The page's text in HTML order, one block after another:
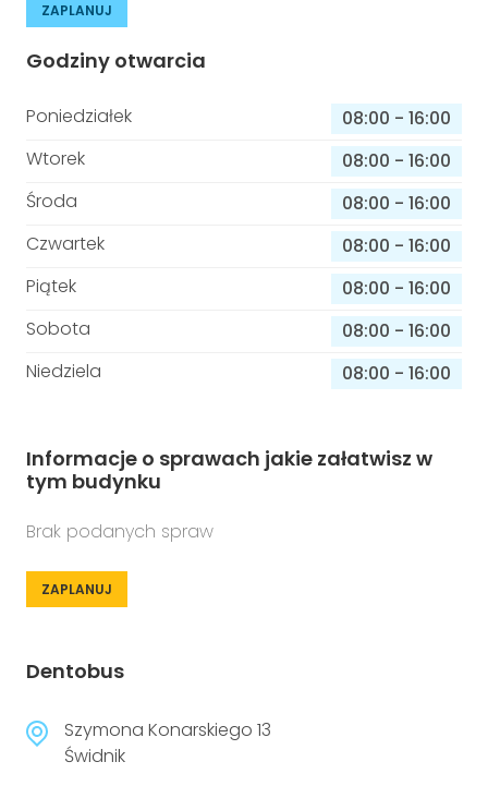
ZAPLANUJ
Godziny otwarcia
Poniedziałek 08:00 - 16:00
Wtorek
08:00 - 16:00
Środa
08:00 - 16:00
Czwartek
08:00 - 16:00
Piątek
08:00 - 16:00
Sobota
08:00 - 16:00
Niedziela
08:00 - 16:00
Informacje o sprawach jakie załatwisz w
tym budynku
Brak podanych spraw
ZAPLANUJ
Dentobus
Szymona Konarskiego 13
Świdnik